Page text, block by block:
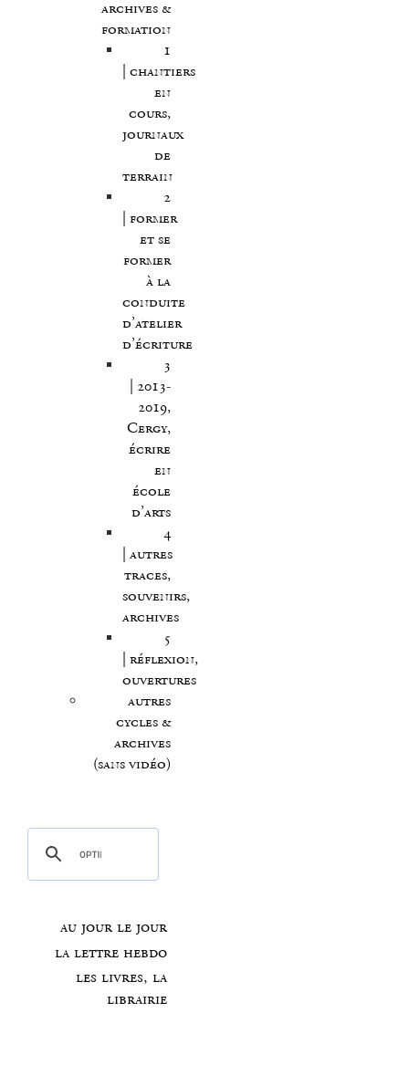
archives &
formation
1
| chantiers
en
cours,
journaux
de
terrain
2
| former
et se
former
à la
conduite
d’atelier
d’écriture
3
| 2013-
2019,
Cergy,
écrire
en
école
d’arts
4
| autres
traces,
souvenirs,
archives
5
| réflexion,
ouvertures
autres
cycles &
archives
(sans vidéo)
au jour le jour
la lettre hebdo
les livres, la
librairie